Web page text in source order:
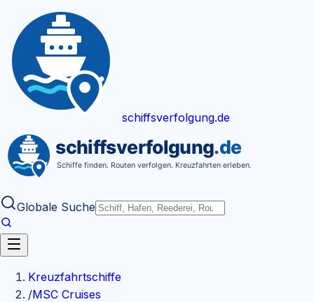
schiffsverfolgung.de
Globale Suche
Kreuzfahrtschiffe
/MSC Cruises